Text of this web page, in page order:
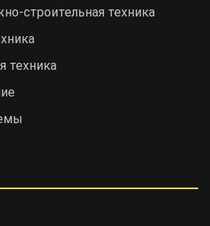
cтроительная техника
техника